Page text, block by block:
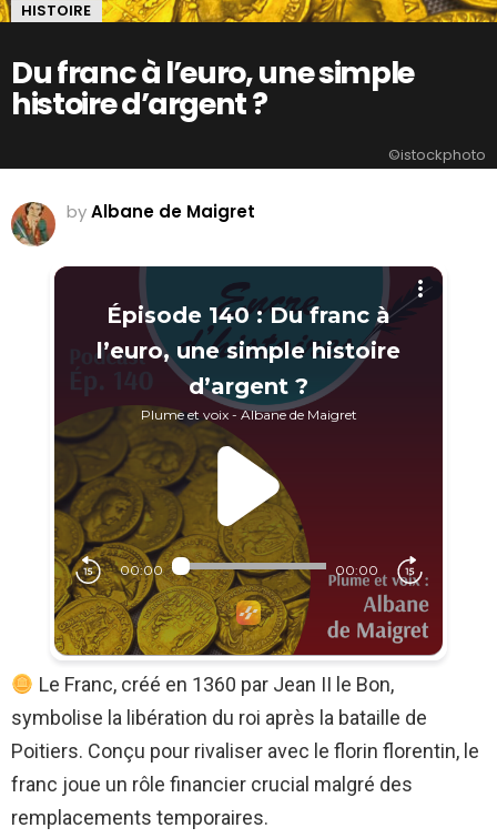
HISTOIRE
Du franc à l’euro, une simple
histoire d’argent ?
©istockphoto
byAlbane de Maigret
Le Franc, créé en 1360 par Jean II le Bon,
symbolise la libération du roi après la bataille de
Poitiers. Conçu pour rivaliser avec le florin florentin, le
franc joue un rôle financier crucial malgré des
remplacements temporaires.